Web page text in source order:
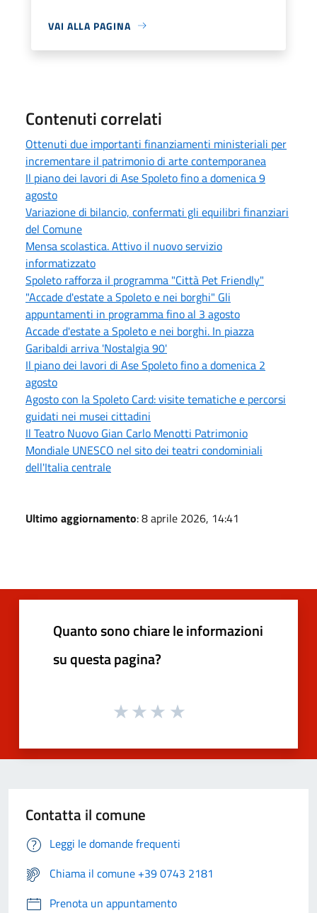
VAI ALLA PAGINA
Contenuti correlati
Ottenuti due importanti finanziamenti ministeriali per
incrementare il patrimonio di arte contemporanea
Il piano dei lavori di Ase Spoleto fino a domenica 9
agosto
Variazione di bilancio, confermati gli equilibri finanziari
del Comune
Mensa scolastica. Attivo il nuovo servizio
informatizzato
Spoleto rafforza il programma "Città Pet Friendly"
"Accade d'estate a Spoleto e nei borghi" Gli
appuntamenti in programma fino al 3 agosto
Accade d'estate a Spoleto e nei borghi. In piazza
Garibaldi arriva 'Nostalgia 90'
Il piano dei lavori di Ase Spoleto fino a domenica 2
agosto
Agosto con la Spoleto Card: visite tematiche e percorsi
guidati nei musei cittadini
Il Teatro Nuovo Gian Carlo Menotti Patrimonio
Mondiale UNESCO nel sito dei teatri condominiali
dell'Italia centrale
Ultimo aggiornamento: 8 aprile 2026, 14:41
Quanto sono chiare le informazioni
su questa pagina?
Contatta il comune
Leggi le domande frequenti
Chiama il comune +39 0743 2181
Prenota un appuntamento